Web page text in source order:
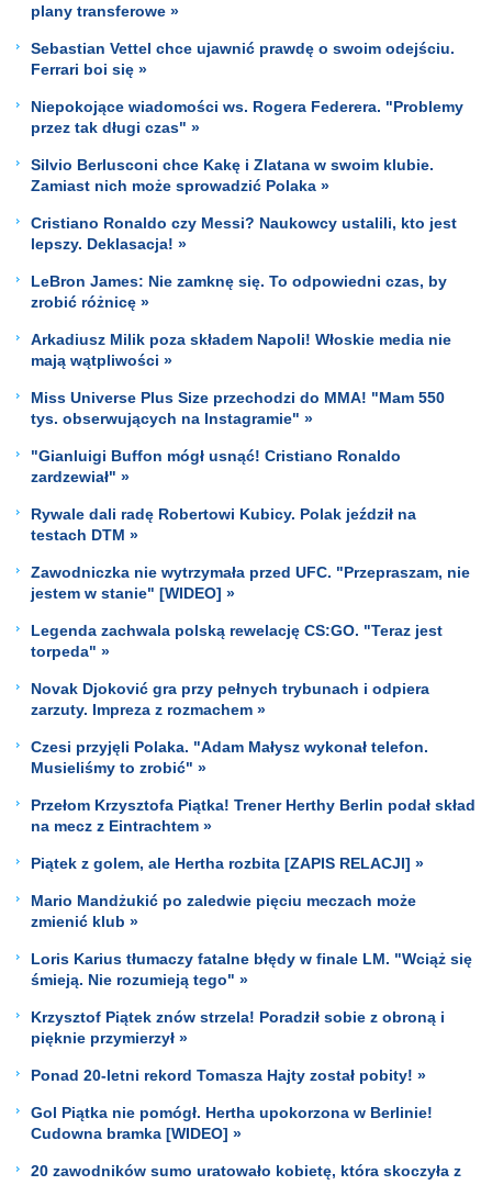
plany transferowe »
Sebastian Vettel chce ujawnić prawdę o swoim odejściu.
Ferrari boi się »
Niepokojące wiadomości ws. Rogera Federera. "Problemy
przez tak długi czas" »
Silvio Berlusconi chce Kakę i Zlatana w swoim klubie.
Zamiast nich może sprowadzić Polaka »
Cristiano Ronaldo czy Messi? Naukowcy ustalili, kto jest
lepszy. Deklasacja! »
LeBron James: Nie zamknę się. To odpowiedni czas, by
zrobić różnicę »
Arkadiusz Milik poza składem Napoli! Włoskie media nie
mają wątpliwości »
Miss Universe Plus Size przechodzi do MMA! "Mam 550
tys. obserwujących na Instagramie" »
"Gianluigi Buffon mógł usnąć! Cristiano Ronaldo
zardzewiał" »
Rywale dali radę Robertowi Kubicy. Polak jeździł na
testach DTM »
Zawodniczka nie wytrzymała przed UFC. "Przepraszam, nie
jestem w stanie" [WIDEO] »
Legenda zachwala polską rewelację CS:GO. "Teraz jest
torpeda" »
Novak Djoković gra przy pełnych trybunach i odpiera
zarzuty. Impreza z rozmachem »
Czesi przyjęli Polaka. "Adam Małysz wykonał telefon.
Musieliśmy to zrobić" »
Przełom Krzysztofa Piątka! Trener Herthy Berlin podał skład
na mecz z Eintrachtem »
Piątek z golem, ale Hertha rozbita [ZAPIS RELACJI] »
Mario Mandżukić po zaledwie pięciu meczach może
zmienić klub »
Loris Karius tłumaczy fatalne błędy w finale LM. "Wciąż się
śmieją. Nie rozumieją tego" »
Krzysztof Piątek znów strzela! Poradził sobie z obroną i
pięknie przymierzył »
Ponad 20-letni rekord Tomasza Hajty został pobity! »
Gol Piątka nie pomógł. Hertha upokorzona w Berlinie!
Cudowna bramka [WIDEO] »
20 zawodników sumo uratowało kobietę, która skoczyła z